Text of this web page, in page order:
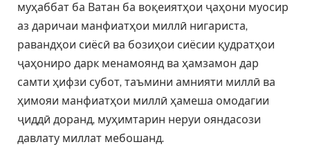
муҳаббат ба Ватан ба воқеиятҳои ҷаҳони муосир
аз даричаи манфиатҳои миллӣ нигариста,
равандҳои сиёсӣ ва бозиҳои сиёсии қудратҳои
ҷаҳониро дарк менамоянд ва ҳамзамон дар
самти ҳифзи субот, таъмини амнияти миллӣ ва
ҳимояи манфиатҳои миллӣ ҳамеша омодагии
ҷиддӣ доранд, муҳимтарин неруи ояндасози
давлату миллат мебошанд.